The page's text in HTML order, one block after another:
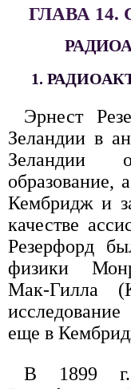
ГЛАВА 14.
1.
Эрнест
Зеландии в
Зеландии
образование,
Кембридж и
качестве
Резерфорд
физики
Мак-Гилла
исследование
еще в
В 1899 г.